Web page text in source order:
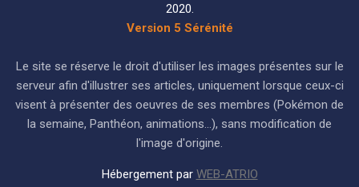
2020.
Version 5 Sérénité
Le site se réserve le droit d'utiliser les images présentes sur le
serveur afin d'illustrer ses articles, uniquement lorsque ceux-ci
visent à présenter des oeuvres de ses membres (Pokémon de
la semaine, Panthéon, animations...), sans modification de
l'image d'origine.
Hébergement par WEB-ATRIO